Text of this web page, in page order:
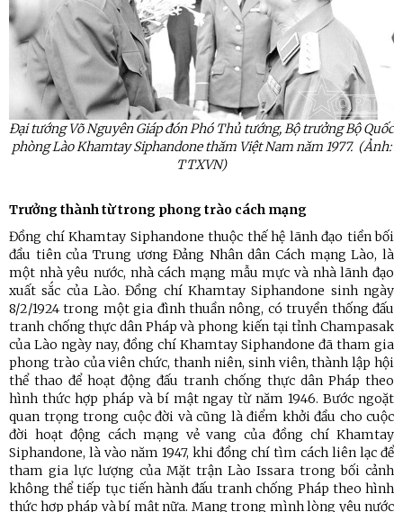
Đại tướng Võ Nguyên Giáp đón Phó Thủ tướng, Bộ trưởng Bộ Quốc
phòng Lào Khamtay Siphandone thăm Việt Nam năm 1977. (Ảnh:
TTXVN)
Trưởng thành từ trong phong trào cách mạng
Đồng chí Khamtay Siphandone thuộc thế hệ lãnh đạo tiền bối
đầu tiên của Trung ương Đảng Nhân dân Cách mạng Lào, là
một nhà yêu nước, nhà cách mạng mẫu mực và nhà lãnh đạo
xuất sắc của Lào. Đồng chí Khamtay Siphandone sinh ngày
8/2/1924 trong một gia đình thuần nông, có truyền thống đấu
tranh chống thực dân Pháp và phong kiến tại tỉnh Champasak
của Lào ngày nay, đồng chí Khamtay Siphandone đã tham gia
phong trào của viên chức, thanh niên, sinh viên, thành lập hội
thể thao để hoạt động đấu tranh chống thực dân Pháp theo
hình thức hợp pháp và bí mật ngay từ năm 1946. Bước ngoặt
quan trọng trong cuộc đời và cũng là điểm khởi đầu cho cuộc
đời hoạt động cách mạng vẻ vang của đồng chí Khamtay
Siphandone, là vào năm 1947, khi đồng chí tìm cách liên lạc để
tham gia lực lượng của Mặt trận Lào Issara trong bối cảnh
không thể tiếp tục tiến hành đấu tranh chống Pháp theo hình
thức hợp pháp và bí mật nữa. Mang trong mình lòng yêu nước